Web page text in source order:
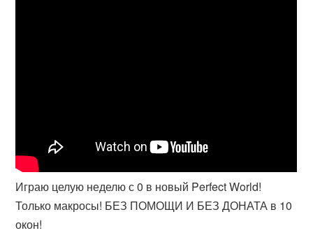
Играю целую неделю с 0 в новый Perfect World!
Только макросы! БЕЗ ПОМОЩИ И БЕЗ ДОНАТА в 10
окон!